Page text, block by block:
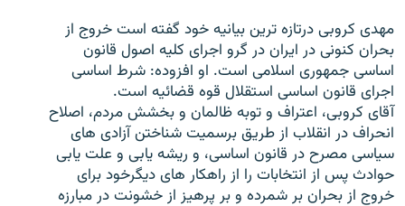
گزارش‌های ویدئویی
English
به ما بپیوندید
مهدی کروبی درتازه ترین بیانیه خود گفته است خروج از
بحران کنونی در ایران در گرو اجرای کلیه اصول قانون
اساسی جمهوری اسلامی است. او افزوده: شرط اساسی
اجرای قانون اساسی استقلال قوه قضائیه است.
آقای کروبی، اعتراف و توبه ظالمان و بخشش مردم، اصلاح
انحراف در انقلاب از طریق برسمیت شناختن آزادی های
سیاسی مصرح در قانون اساسی، و ریشه یابی و علت یابی
حوادث پس از انتخابات را از راهکار های دیگرخود برای
خروج از بحران بر شمرده و بر پرهیز از خشونت در مبارزه